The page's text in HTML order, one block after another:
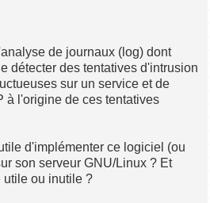
de journaux (log) dont
détecter des tentatives d'intrusion
sur un service et de
à l'origine de ces tentatives
d'implémenter ce logiciel (ou
son serveur GNU/Linux ? Et
utile ou inutile ?